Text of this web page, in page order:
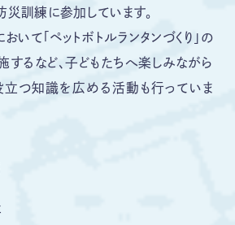
訓練に参加しています。
いて「ペットボトルランタンづくり」の
するなど、子どもたちへ楽しみながら
立つ知識を広める活動も行っていま